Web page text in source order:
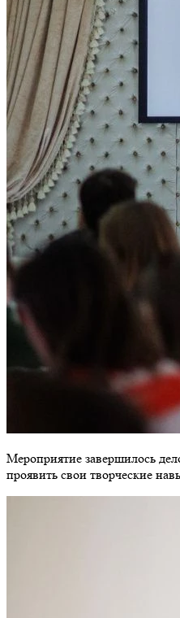
Мероприятие завершилось
проявить свои творческие